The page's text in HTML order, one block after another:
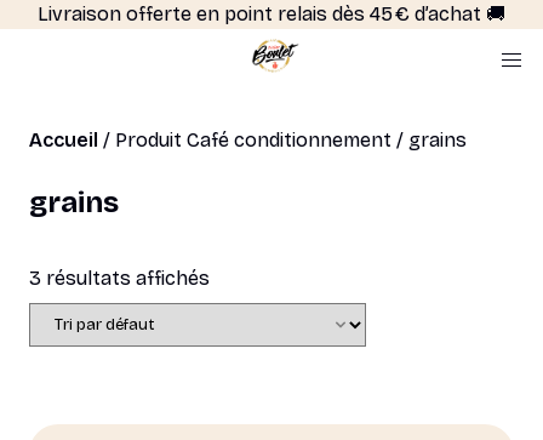
Livraison offerte en point relais dès 45 € d’achat 🚚
Accueil / Produit Café conditionnement / grains
grains
3 résultats affichés